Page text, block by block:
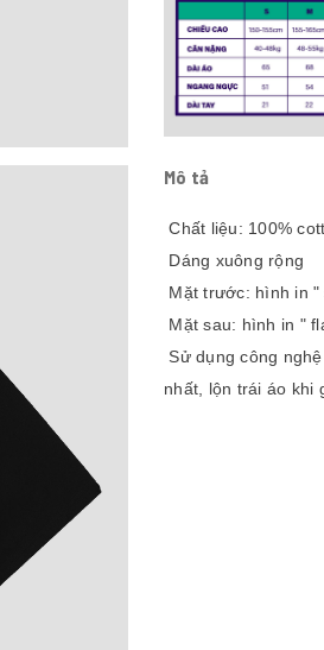
Mô tả
Chất liệu: 100%
Dáng xuông rộng
Mặt trước: hình in "
Mặt sau: hình in "
Sử dụng công
nhất, lộn trái áo khi